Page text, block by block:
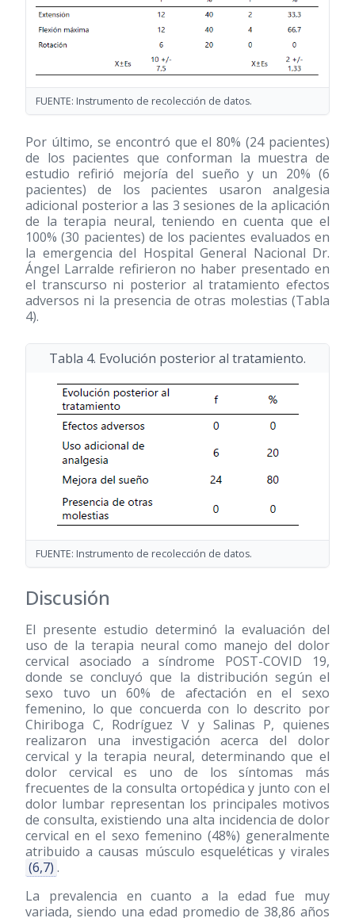
FUENTE: Instrumento de recolección de datos.
Por último, se encontró que el 80% (24 pacientes)
de los pacientes que conforman la muestra de
estudio refirió mejoría del sueño y un 20% (6
pacientes) de los pacientes usaron analgesia
adicional posterior a las 3 sesiones de la aplicación
de la terapia neural, teniendo en cuenta que el
100% (30 pacientes) de los pacientes evaluados en
la emergencia del Hospital General Nacional Dr.
Ángel Larralde refirieron no haber presentado en
el transcurso ni posterior al tratamiento efectos
adversos ni la presencia de otras molestias (Tabla
4).
Tabla 4. Evolución posterior al tratamiento.
FUENTE: Instrumento de recolección de datos.
Discusión
El presente estudio determinó la evaluación del
uso de la terapia neural como manejo del dolor
cervical asociado a síndrome POST-COVID 19,
donde se concluyó que la distribución según el
sexo tuvo un 60% de afectación en el sexo
femenino, lo que concuerda con lo descrito por
Chiriboga C, Rodríguez V y Salinas P, quienes
realizaron una investigación acerca del dolor
cervical y la terapia neural, determinando que el
dolor cervical es uno de los síntomas más
frecuentes de la consulta ortopédica y junto con el
dolor lumbar representan los principales motivos
de consulta, existiendo una alta incidencia de dolor
cervical en el sexo femenino (48%) generalmente
atribuido a causas músculo esqueléticas y virales
(6,7) .
La prevalencia en cuanto a la edad fue muy
variada, siendo una edad promedio de 38,86 años